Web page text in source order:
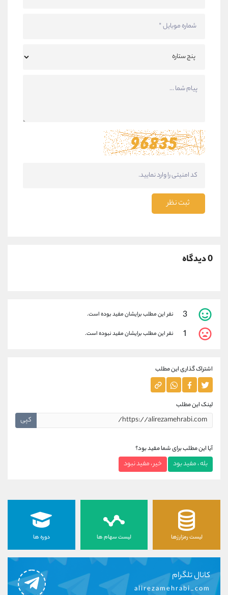
ثبت نظر
0 دیدگاه
3 نفر این مطلب برایشان مفید بوده است.
1 نفر این مطلب برایشان مفید نبوده است.
اشتراک گذاری این مطلب
لینک این مطلب
کپی
آیا این مطلب برای شما مفید بود؟
بله ، مفید بود خیر ، مفید نبود
لیست رمزارزها لیست سهام ها دوره ها
کانال تلگرام
alirezamehrabi_com